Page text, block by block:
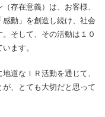
存在意義）は、お客様、
動」を創造し続け、社会
そして、その活動は１０
ます。
道なＩＲ活動を通じて、
、とても大切だと思って